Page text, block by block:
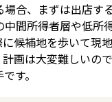
合、まずは出店す
間所得者層や低所
候補地を歩いて現
画は大変難しいの
す。